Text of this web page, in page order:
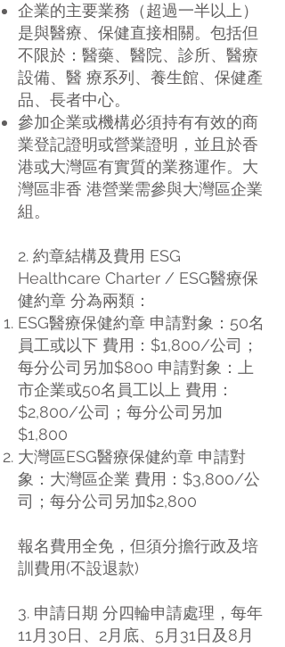
企業的主要業務（超過⼀半以上）
是與醫療、保健直接相關。包括但
不限於：醫藥、醫院、診所、醫療
設備、醫 療系列、養⽣館、保健產
品、⻑者中⼼。
參加企業或機構必須持有有效的商
業登記證明或營業證明，並且於⾹
港或⼤灣區有實質的業務運作。⼤
灣區⾮⾹ 港營業需參與⼤灣區企業
組。
2. 約章結構及費⽤ ESG
Healthcare Charter / ESG醫療保
健約章 分為兩類：
ESG醫療保健約章 申請對象：50名
員⼯或以下 費⽤：$1,800/公司；
每分公司另加$800 申請對象：上
市企業或50名員⼯以上 費⽤：
$2,800/公司；每分公司另加
$1,800
⼤灣區ESG醫療保健約章 申請對
象：⼤灣區企業 費⽤：$3,800/公
司；每分公司另加$2,800
報名費⽤全免，但須分擔⾏政及培
訓費⽤(不設退款)
3. 申請⽇期 分四輪申請處理，每年
11⽉30⽇、2⽉底、5⽉31⽇及8⽉